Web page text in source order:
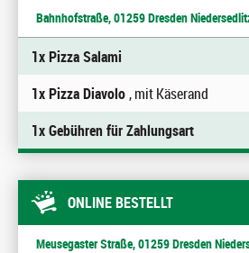
Bahnhofstraße, 01259 Dresden
1x Pizza Salami
1x Pizza Diavolo, mit Käserand
1x Gebühren für Zahlungsart
ONLINE BESTELLT
Meusegaster Straße, 01259 Dresden